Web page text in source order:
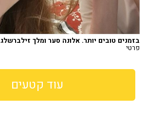
בזמנים טובים יותר. אלונה סער ומלך זילברשלג
פרטי
עוד קטעים